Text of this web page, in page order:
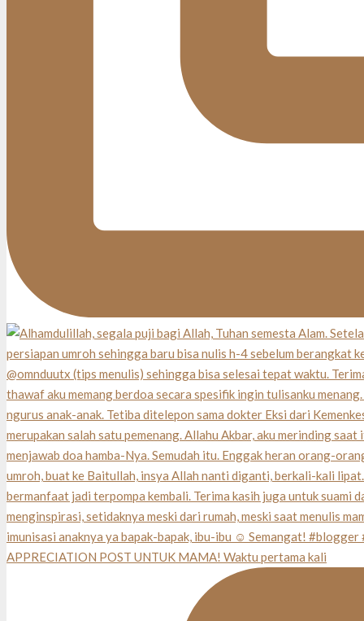
APPRECIATION POST UNTUK MAMA! Waktu pertama kali